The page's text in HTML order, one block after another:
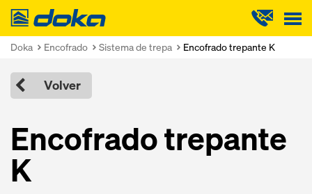
Doka
Doka Encofrado Sistema de trepa Encofrado trepante K
Volver
Encofrado trepante
K